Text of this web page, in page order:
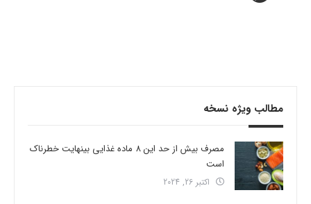
مطالب ویژه نسخه
مصرف بیش از حد این 8 ماده غذایی بینهایت خطرناک
است
اکتبر 26, 2024